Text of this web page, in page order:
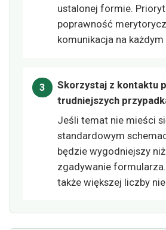
ustalonej formie.
poprawność
komunikacja na każdym
Skorzystaj z kontaktu
trudniejszych
Jeśli temat nie mieści
standardowym
będzie wygodniejszy
zgadywanie
także większej liczby